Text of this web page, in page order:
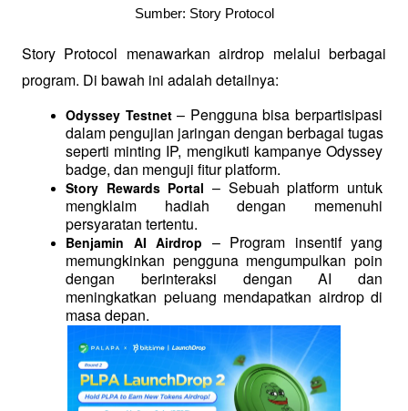
Sumber: Story Protocol
Story Protocol menawarkan airdrop melalui berbagai
program. Di bawah ini adalah detailnya:
Odyssey Testnet – Pengguna bisa berpartisipasi
dalam pengujian jaringan dengan berbagai tugas
seperti minting IP, mengikuti kampanye Odyssey
badge, dan menguji fitur platform.
Story Rewards Portal – Sebuah platform untuk
mengklaim hadiah dengan memenuhi
persyaratan tertentu.
Benjamin AI Airdrop – Program insentif yang
memungkinkan pengguna mengumpulkan poin
dengan berinteraksi dengan AI dan
meningkatkan peluang mendapatkan airdrop di
masa depan.